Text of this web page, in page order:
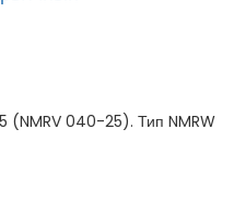
(NMRV 040-25). Тип NMRW